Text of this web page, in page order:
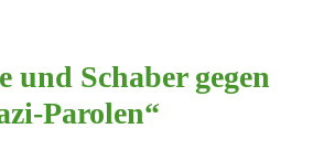
und Schaber gegen
Parolen“